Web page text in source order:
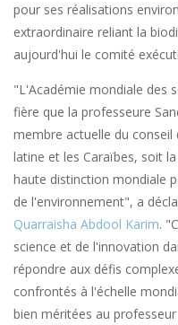
pour ses réalisations
extraordinaire reliant la
aujourd'hui le comité
"L'Académie mondiale des
fière que la professeure
membre actuelle du conseil
latine et les Caraïbes, soit
haute distinction mondiale
de l'environnement", a
Quarraisha Abdool Karim.
science et de l'innovation
répondre aux défis
confrontés à l'échelle
bien méritées au